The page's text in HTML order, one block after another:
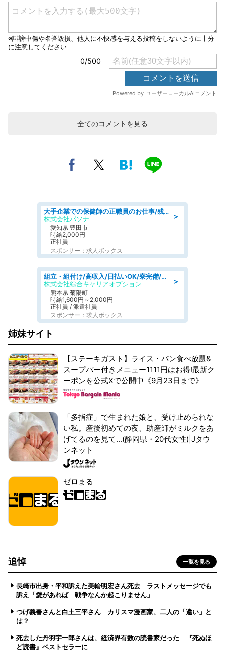
全てのコメントを見る
＞
大手企業での保健師の正職員のお仕事/残業なし/要資格:保健師
株式会社パソナ
愛知県 豊田市
時給2,000円
正社員
スポンサー：求人ボックス
＞
組立・組付け/高収入/日払いOK/寮完備/交替制/20・30・40代活躍中
株式会社綜合キャリアオプション
熊本県 菊陽町
時給1,600円～2,000円
正社員 / 派遣社員
スポンサー：求人ボックス
姉妹サイト
【ステーキガスト】ライス・パン食べ放題&
スープバー付きメニュー1111円はお得!最新ク
ーポンを公式Xで公開中《9月23日まで》
「多指症」で生まれた娘と、受け止められな
い私。産後初めての夜、助産師がミルクをあ
げてるのを見て...(静岡県・20代女性)|Jタウ
ンネット
ゼロまる
追悼 一覧を見る
長崎市出身・平和訴えた美輪明宏さん死去 ラストメッセージでも
訴え「愛があれば 戦争なんか起こりません」
つげ義春さんと白土三平さん カリスマ漫画家、二人の「違い」と
は？
死去した丹羽宇一郎さんは、経済界有数の読書家だった 『死ぬほ
ど読書』ベストセラーに